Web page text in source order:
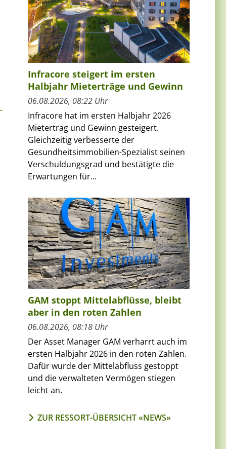
Infracore steigert im ersten
Halbjahr Mieterträge und Gewinn
06.08.2026, 08:22 Uhr
Infracore hat im ersten Halbjahr 2026
Mietertrag und Gewinn gesteigert.
Gleichzeitig verbesserte der
Gesundheitsimmobilien-Spezialist seinen
Verschuldungsgrad und bestätigte die
Erwartungen für...
GAM stoppt Mittelabflüsse, bleibt
aber in den roten Zahlen
06.08.2026, 08:18 Uhr
Der Asset Manager GAM verharrt auch im
ersten Halbjahr 2026 in den roten Zahlen.
Dafür wurde der Mittelabfluss gestoppt
und die verwalteten Vermögen stiegen
leicht an.
ZUR RESSORT-ÜBERSICHT «NEWS»